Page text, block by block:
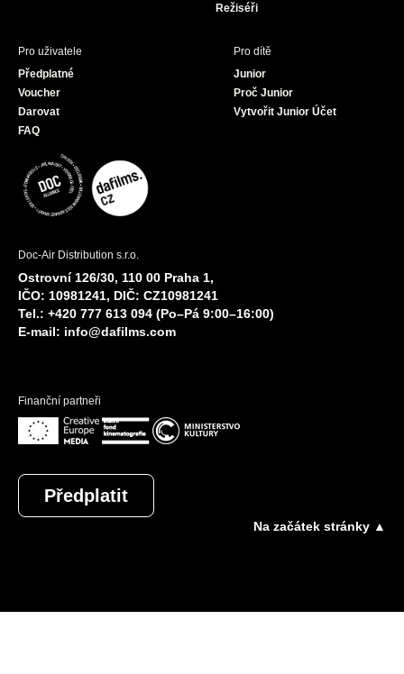
Režiséři
Pro uživatele
Předplatné
Voucher
Darovat
FAQ
Pro dítě
Junior
Proč Junior
Vytvořit Junior Účet
Doc-Air Distribution s.r.o.
Ostrovní 126/30, 110 00 Praha 1,
IČO: 10981241, DIČ: CZ10981241
Tel.: +420 777 613 094 (Po–Pá 9:00–16:00)
E-mail: info@dafilms.com
Finanční partneři
Předplatit
Na začátek stránky ▲